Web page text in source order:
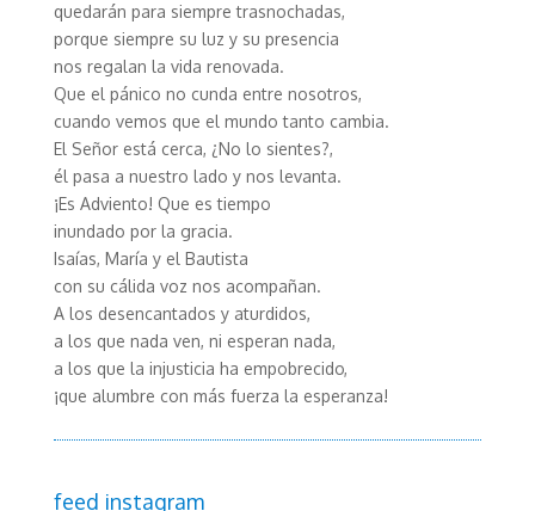
quedarán para siempre trasnochadas,
porque siempre su luz y su presencia
nos regalan la vida renovada.
Que el pánico no cunda entre nosotros,
cuando vemos que el mundo tanto cambia.
El Señor está cerca, ¿No lo sientes?,
él pasa a nuestro lado y nos levanta.
¡Es Adviento! Que es tiempo
inundado por la gracia.
Isaías, María y el Bautista
con su cálida voz nos acompañan.
A los desencantados y aturdidos,
a los que nada ven, ni esperan nada,
a los que la injusticia ha empobrecido,
¡que alumbre con más fuerza la esperanza!
feed instagram